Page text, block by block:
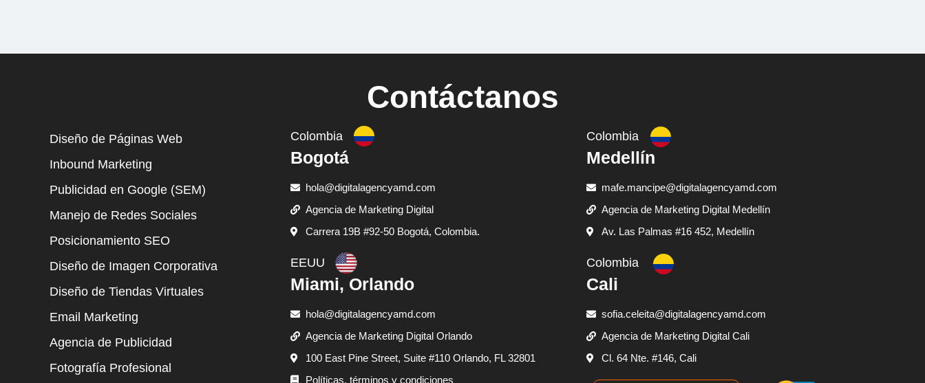
Contáctanos
Diseño de Páginas Web
Inbound Marketing
Publicidad en Google (SEM)
Manejo de Redes Sociales
Posicionamiento SEO
Diseño de Imagen Corporativa
Diseño de Tiendas Virtuales
Email Marketing
Agencia de Publicidad
Fotografía Profesional
Colombia
Bogotá
hola@digitalagencyamd.com
Agencia de Marketing Digital
Carrera 19B #92-50 Bogotá, Colombia.
EEUU
Miami, Orlando
hola@digitalagencyamd.com
Agencia de Marketing Digital Orlando
100 East Pine Street, Suite #110 Orlando, FL 32801
Políticas, términos y condiciones
Colombia
Medellín
mafe.mancipe@digitalagencyamd.com
Agencia de Marketing Digital Medellín
Av. Las Palmas #16 452, Medellín
Colombia
Cali
sofia.celeita@digitalagencyamd.com
Agencia de Marketing Digital Cali
Cl. 64 Nte. #146, Cali